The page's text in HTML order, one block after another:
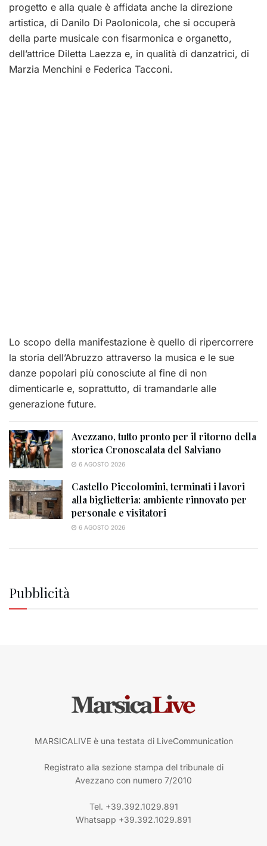
progetto e alla quale è affidata anche la direzione
artistica, di Danilo Di Paolonicola, che si occuperà
della parte musicale con fisarmonica e organetto,
dell’attrice Diletta Laezza e, in qualità di danzatrici, di
Marzia Menchini e Federica Tacconi.
Lo scopo della manifestazione è quello di ripercorrere
la storia dell’Abruzzo attraverso la musica e le sue
danze popolari più conosciute al fine di non
dimenticarle e, soprattutto, di tramandarle alle
generazione future.
Avezzano, tutto pronto per il ritorno della
storica Cronoscalata del Salviano
6 AGOSTO 2026
Castello Piccolomini, terminati i lavori
alla biglietteria: ambiente rinnovato per
personale e visitatori
6 AGOSTO 2026
Pubblicità
MARSICALIVE è una testata di LiveCommunication
Registrato alla sezione stampa del tribunale di
Avezzano con numero 7/2010
Tel. +39.392.1029.891
Whatsapp +39.392.1029.891